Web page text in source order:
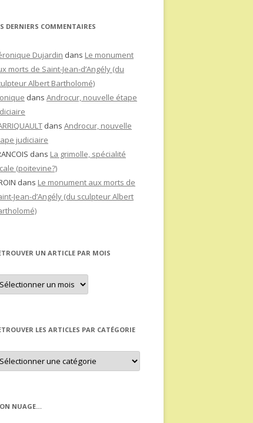
DERNIERS COMMENTAIRES
Dujardin dans Le monument
morts de Saint-Jean-d’Angély (du
Albert Bartholomé)
dans Androcur, nouvelle étape
dans Androcur, nouvelle
judiciaire
dans La grimolle, spécialité
(poitevine?)
dans Le monument aux morts de
Jean-d’Angély (du sculpteur Albert
UN ARTICLE PAR MOIS
LES ARTICLES PAR CATÉGORIE
NUAGE…